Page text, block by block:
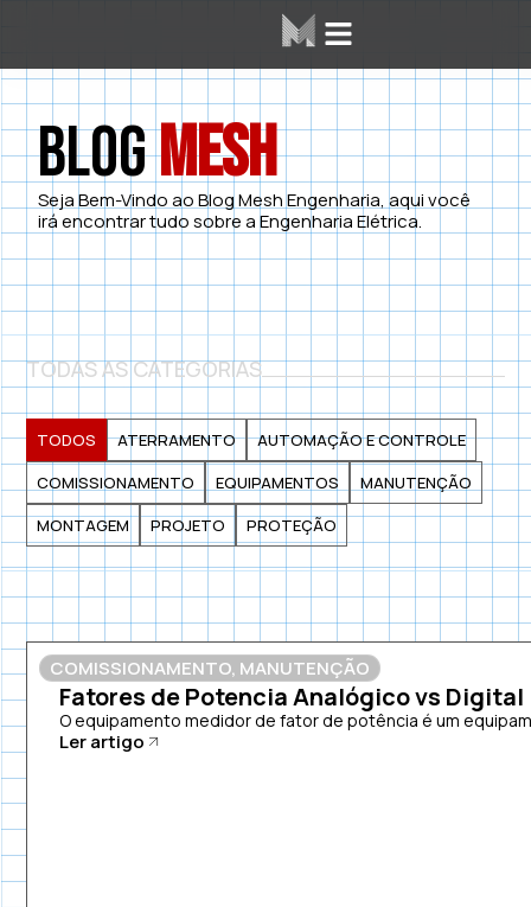
BlogMesh
Seja Bem-Vindo ao Blog Mesh Engenharia, aqui você
irá encontrar tudo sobre a Engenharia Elétrica.
TODAS AS CATEGORIAS
ATERRAMENTO
AUTOMAÇÃO E CONTROLE
COMISSIONAMENTO
EQUIPAMENTOS
MANUTENÇÃO
MONTAGEM
PROJETO PROTEÇÃO
TODOS
COMISSIONAMENTO, MANUTENÇÃO
Fatores de Potencia Analógico vs Digital
O equipamento medidor de fator de potência é um
Ler artigo